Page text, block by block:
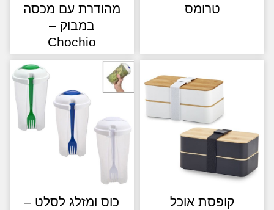
טרומס
מהודרת עם מכסה
במבוק –
Chochio
קופסת אוכל
כוס ומזלג לסלט –